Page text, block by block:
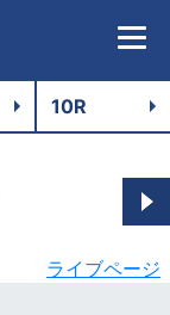
ライブページ